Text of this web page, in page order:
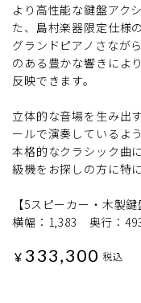
より高性能な鍵盤アク
た、島村楽器限定仕様
グランドピアノさなが
のある豊かな響きによ
反映できます。
立体的な音場を生み出
ールで演奏しているよ
本格的なクラシック曲
級機をお探しの方に特
【5スピーカー・木製鍵
横幅：1,383 奥行：
¥ 333,300 税込